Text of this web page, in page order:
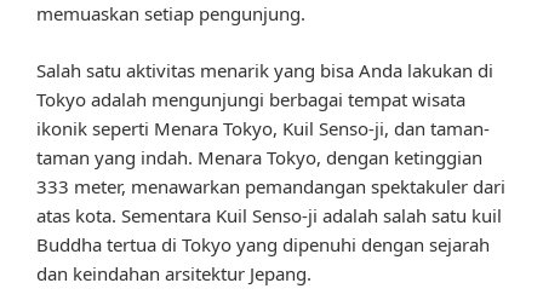
memuaskan setiap pengunjung.
Salah satu aktivitas menarik yang bisa Anda lakukan di
Tokyo adalah mengunjungi berbagai tempat wisata
ikonik seperti Menara Tokyo, Kuil Senso-ji, dan taman-
taman yang indah. Menara Tokyo, dengan ketinggian
333 meter, menawarkan pemandangan spektakuler dari
atas kota. Sementara Kuil Senso-ji adalah salah satu kuil
Buddha tertua di Tokyo yang dipenuhi dengan sejarah
dan keindahan arsitektur Jepang.